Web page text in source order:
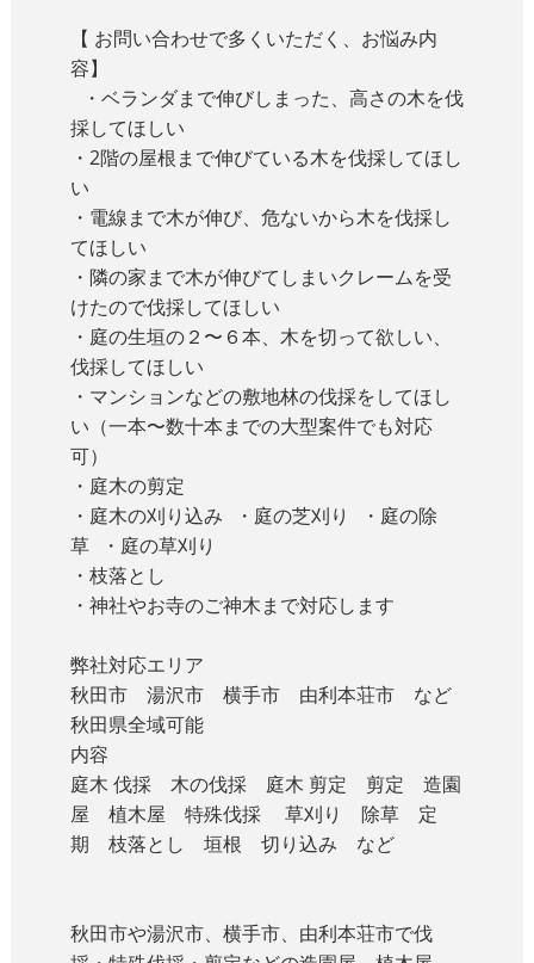
【 お問い合わせで多くいただく、お悩み内
容】
・ベランダまで伸びしまった、高さの木を伐
採してほしい
・2階の屋根まで伸びている木を伐採してほし
い
・電線まで木が伸び、危ないから木を伐採し
てほしい
・隣の家まで木が伸びてしまいクレームを受
けたので伐採してほしい
・庭の生垣の２〜６本、木を切って欲しい、
伐採してほしい
・マンションなどの敷地林の伐採をしてほし
い（一本〜数十本までの大型案件でも対応
可）
・庭木の剪定
・庭木の刈り込み ・庭の芝刈り ・庭の除
草 ・庭の草刈り
・枝落とし
・神社やお寺のご神木まで対応します
弊社対応エリア
秋田市 湯沢市 横手市 由利本荘市 など
秋田県全域可能
内容
庭木 伐採 木の伐採 庭木 剪定 剪定 造園
屋 植木屋 特殊伐採 草刈り 除草 定
期 枝落とし 垣根 切り込み など
秋田市や湯沢市、横手市、由利本荘市で伐